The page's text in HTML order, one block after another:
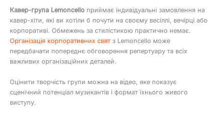
Кавер-група Lemoncello приймає індивідуальні замовлення на
кавер-хіти, які ви хотіли б почути на своєму весіллі, вечірці або
корпоративі. Обмежень за стилістикою практично немає.
Організація корпоративних свят з Lemoncello може
передбачати попереднє обговорення репертуару та всіх
важливих організаційних деталей.
Оцінити творчість групи можна на відео, яке показує
сценічний потенціал музикантів і формат їхнього живого
виступу.